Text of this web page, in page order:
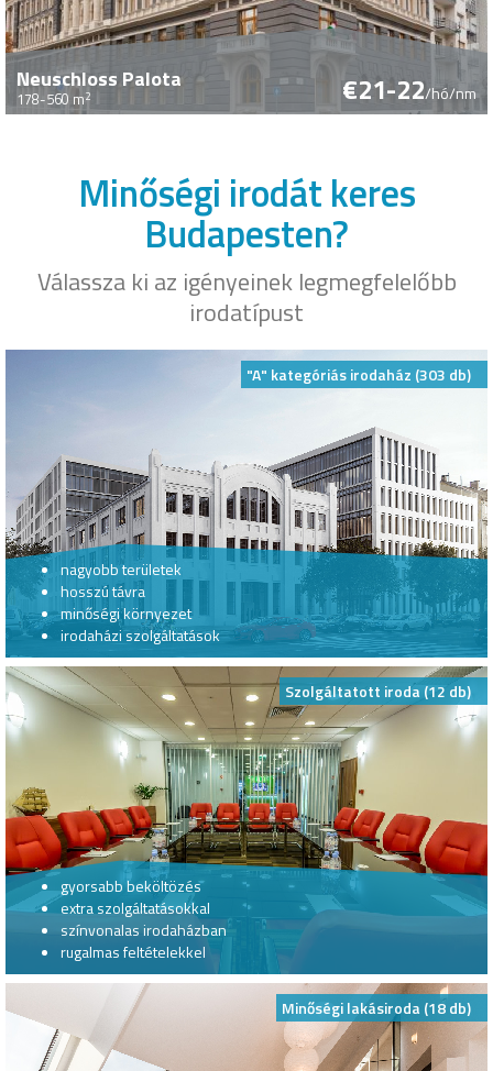
Neuschloss Palota
178-560 m2 €21-22/hó/nm
Minőségi irodát keres
Budapesten?
Válassza ki az igényeinek legmegfelelőbb
irodatípust
"A" kategóriás irodaház (303 db)
nagyobb területek
hosszú távra
minőségi környezet
irodaházi szolgáltatások
Szolgáltatott iroda (12 db)
gyorsabb beköltözés
extra szolgáltatásokkal
színvonalas irodaházban
rugalmas feltételekkel
Minőségi lakásiroda (18 db)